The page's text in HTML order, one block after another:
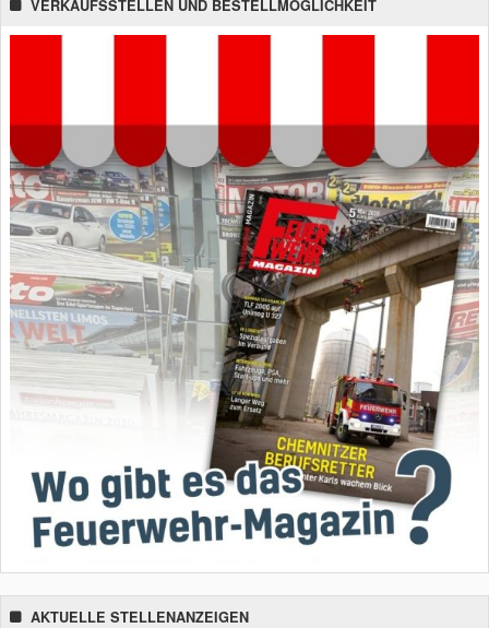
VERKAUFSSTELLEN UND BESTELLMÖGLICHKEIT
AKTUELLE STELLENANZEIGEN